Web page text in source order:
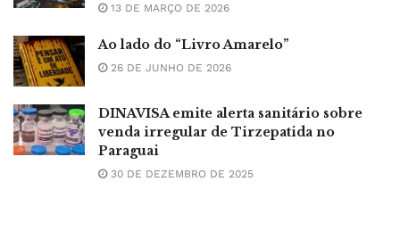
13 DE MARÇO DE 2026
Ao lado do “Livro Amarelo”
26 DE JUNHO DE 2026
DINAVISA emite alerta sanitário sobre
venda irregular de Tirzepatida no
Paraguai
30 DE DEZEMBRO DE 2025